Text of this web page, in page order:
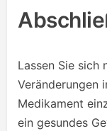
Lassen Sie
Veränderungen
Medikament
ein gesundes